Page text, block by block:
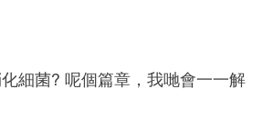
細菌? 呢個篇章，我哋會一一解